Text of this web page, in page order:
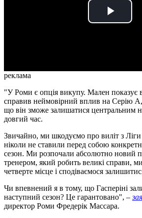
Play
реклама
"У Роми є опція викупу. Мален показує
справив неймовірний вплив на Серію А,
що він зможе залишатися центральним
довгий час.
Звичайно, ми шкодуємо про виліт з
ніколи не ставили перед собою
сезон. Ми розпочали абсолютно новий
тренером, який робить великі справи,
четверте місце і сподіваємося
Чи впевнений я в тому, що Гасперіні
наступний сезон? Це гарантовано", –
директор Роми Фредерік Массара.